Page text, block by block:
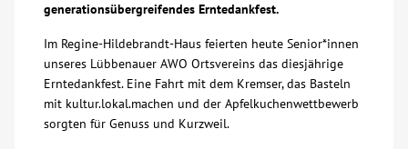
Begegnung
Bildung
Über uns
generationsübergreifendes Erntedankfest.
Im Regine-Hildebrandt-Haus feierten heute Senior*innen
unseres Lübbenauer AWO Ortsvereins das diesjährige
Erntedankfest. Eine Fahrt mit dem Kremser, das Basteln
mit kultur.lokal.machen und der Apfelkuchenwettbewerb
sorgten für Genuss und Kurzweil.